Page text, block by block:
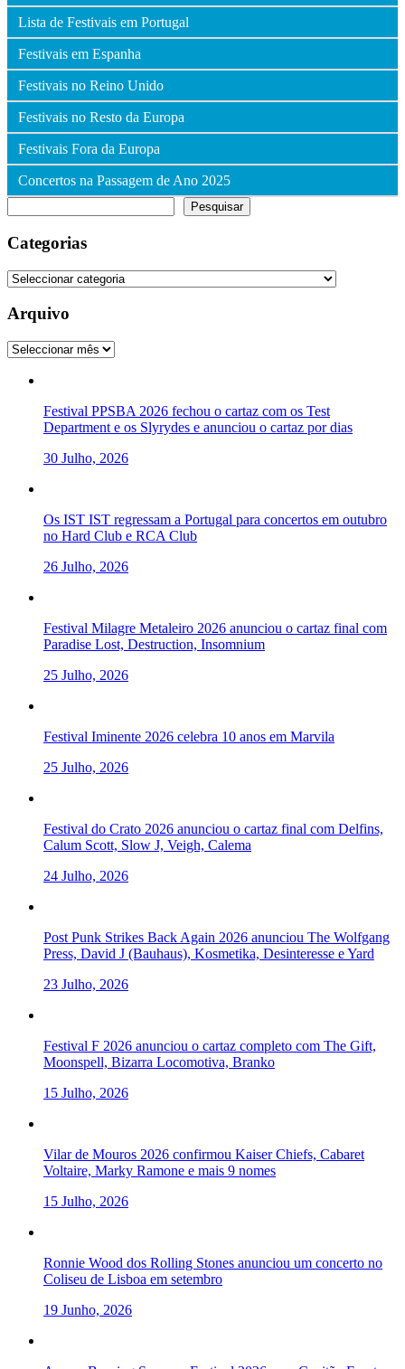
Lista de Festivais em Portugal
Festivais em Espanha
Festivais no Reino Unido
Festivais no Resto da Europa
Festivais Fora da Europa
Concertos na Passagem de Ano 2025
Pesquisar
Categorias
Categorias
Arquivo
Arquivo
Festival PPSBA 2026 fechou o cartaz com os Test
Department e os Slyrydes e anunciou o cartaz por dias
30 Julho, 2026
Os IST IST regressam a Portugal para concertos em outubro
no Hard Club e RCA Club
26 Julho, 2026
Festival Milagre Metaleiro 2026 anunciou o cartaz final com
Paradise Lost, Destruction, Insomnium
25 Julho, 2026
Festival Iminente 2026 celebra 10 anos em Marvila
25 Julho, 2026
Festival do Crato 2026 anunciou o cartaz final com Delfins,
Calum Scott, Slow J, Veigh, Calema
24 Julho, 2026
Post Punk Strikes Back Again 2026 anunciou The Wolfgang
Press, David J (Bauhaus), Kosmetika, Desinteresse e Yard
23 Julho, 2026
Festival F 2026 anunciou o cartaz completo com The Gift,
Moonspell, Bizarra Locomotiva, Branko
15 Julho, 2026
Vilar de Mouros 2026 confirmou Kaiser Chiefs, Cabaret
Voltaire, Marky Ramone e mais 9 nomes
15 Julho, 2026
Ronnie Wood dos Rolling Stones anunciou um concerto no
Coliseu de Lisboa em setembro
19 Junho, 2026